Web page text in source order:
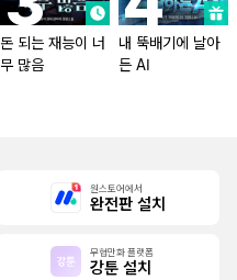
돈 되는 재능이 너
무 많음
내 뚝배기에 날아
든 AI
원스토어에서
완전판 설치
무협만화 플랫폼
강툰 설치